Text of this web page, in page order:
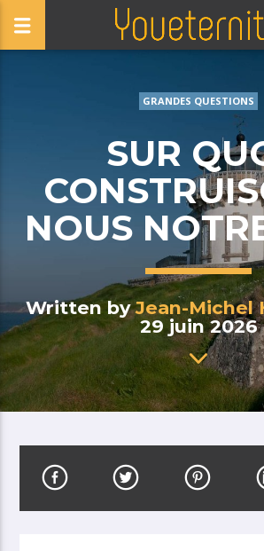
GRANDES QUESTIONS
SUR
NOUS
Written byJean-Michel
29 juin 2026